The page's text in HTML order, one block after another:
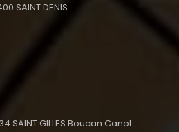
SAINT DENIS
SAINT GILLES Boucan Canot